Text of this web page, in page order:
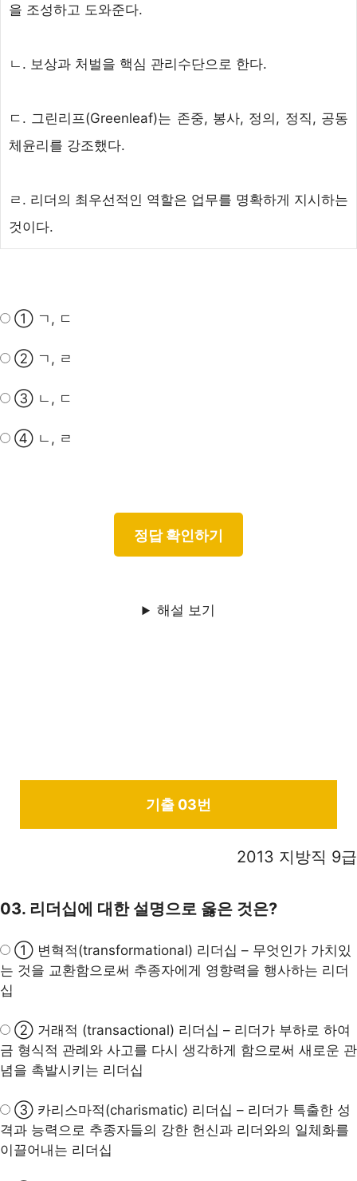
을 조성하고 도와준다.
ㄴ. 보상과 처벌을 핵심 관리수단으로 한다.
ㄷ. 그린리프(Greenleaf)는 존중, 봉사, 정의, 정직, 공동
체윤리를 강조했다.
ㄹ. 리더의 최우선적인 역할은 업무를 명확하게 지시하는
것이다.
① ㄱ, ㄷ
② ㄱ, ㄹ
③ ㄴ, ㄷ
④ ㄴ, ㄹ
해설 보기
기출 03번
2013 지방직 9급
03. 리더십에 대한 설명으로 옳은 것은?
① 변혁적(transformational) 리더십 – 무엇인가 가치있
는 것을 교환함으로써 추종자에게 영향력을 행사하는 리더
십
② 거래적 (transactional) 리더십 – 리더가 부하로 하여
금 형식적 관례와 사고를 다시 생각하게 함으로써 새로운 관
념을 촉발시키는 리더십
③ 카리스마적(charismatic) 리더십 – 리더가 특출한 성
격과 능력으로 추종자들의 강한 헌신과 리더와의 일체화를
이끌어내는 리더십